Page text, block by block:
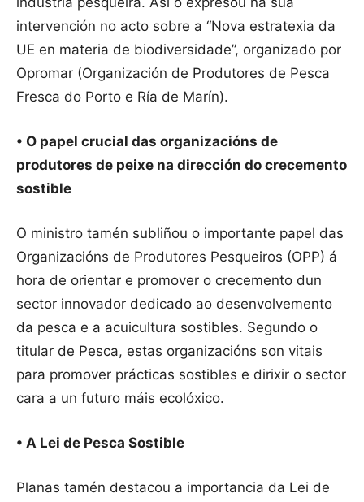
intervención no acto sobre a “Nova estratexia da
UE en materia de biodiversidade”, organizado por
Opromar (Organización de Produtores de Pesca
Fresca do Porto e Ría de Marín).
• O papel crucial das organizacións de
produtores de peixe na dirección do crecemento
sostible
O ministro tamén subliñou o importante papel das
Organizacións de Produtores Pesqueiros (OPP) á
hora de orientar e promover o crecemento dun
sector innovador dedicado ao desenvolvemento
da pesca e a acuicultura sostibles. Segundo o
titular de Pesca, estas organizacións son vitais
para promover prácticas sostibles e dirixir o sector
cara a un futuro máis ecolóxico.
• A Lei de Pesca Sostible
Planas tamén destacou a importancia da Lei de